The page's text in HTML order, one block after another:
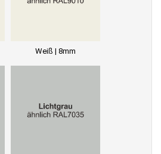
Weiß | 8mm